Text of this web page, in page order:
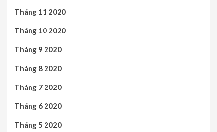
Tháng 11 2020
Tháng 10 2020
Tháng 9 2020
Tháng 8 2020
Tháng 7 2020
Tháng 6 2020
Tháng 5 2020